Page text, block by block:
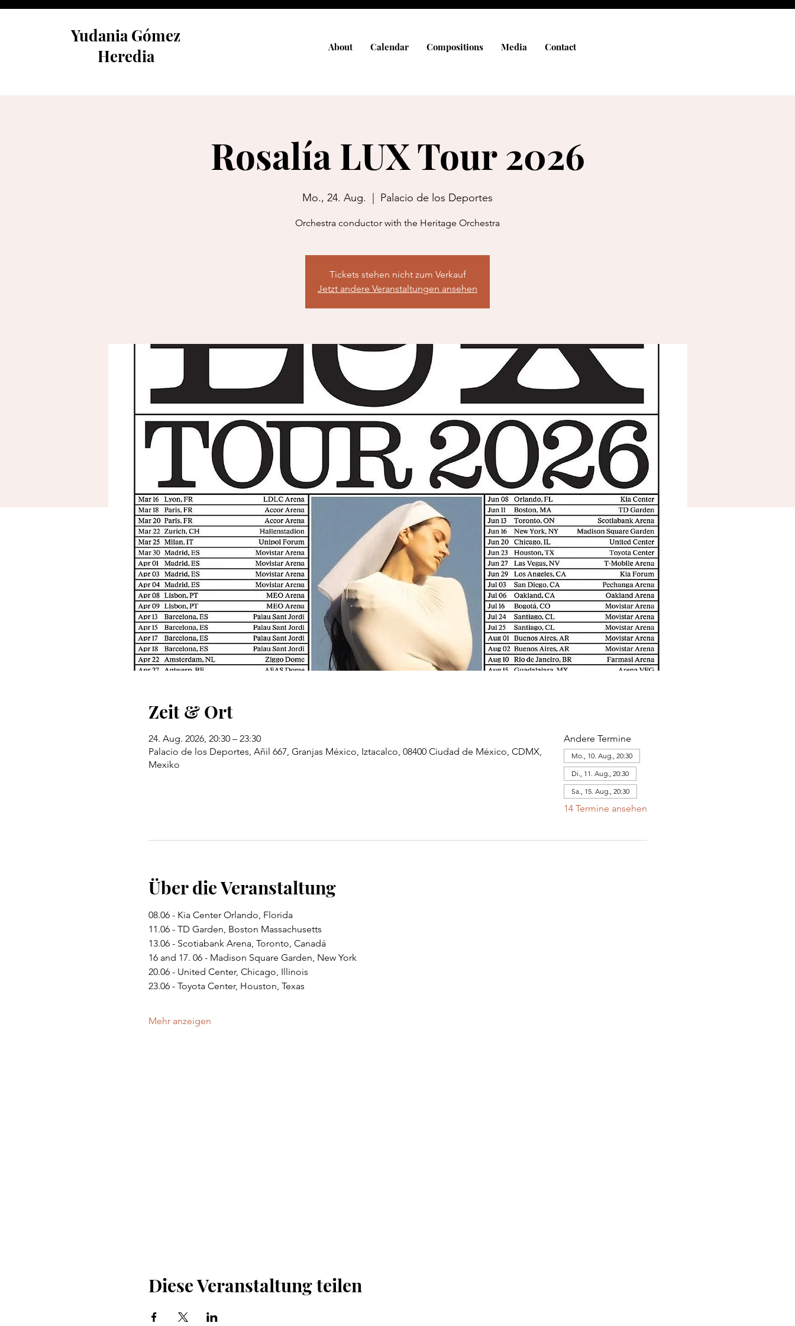
Yudania Gómez
Heredia
About Calendar Compositions Media Contact
Rosalía LUX Tour 2026
Mo., 24. Aug. Palacio de los Deportes
Orchestra conductor with the Heritage Orchestra
Tickets stehen nicht zum Verkauf
Jetzt andere Veranstaltungen ansehen
Zeit & Ort
24. Aug. 2026, 20:30 – 23:30
Palacio de los Deportes, Añil 667, Granjas México, Iztacalco, 08400 Ciudad de México, CDMX,
Mexiko
Andere Termine
Mo., 10. Aug., 20:30
Di., 11. Aug., 20:30
Sa., 15. Aug., 20:30
14 Termine ansehen
Über die Veranstaltung
08.06 - Kia Center Orlando, Florida
11.06 - TD Garden, Boston Massachusetts
13.06 - Scotiabank Arena, Toronto, Canadá
16 and 17. 06 - Madison Square Garden, New York
20.06 - United Center, Chicago, Illinois
23.06 - Toyota Center, Houston, Texas
Mehr anzeigen
Diese Veranstaltung teilen